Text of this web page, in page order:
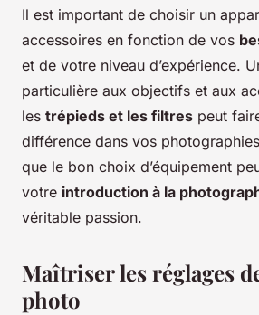
Il est important de choisir un
accessoires en fonction de vos
et de votre niveau d’expérience.
particulière aux objectifs et aux
les trépieds et les filtres peut
différence dans vos
que le bon choix d’équipement
votre introduction à la
véritable passion.
Maîtriser les réglages
photo